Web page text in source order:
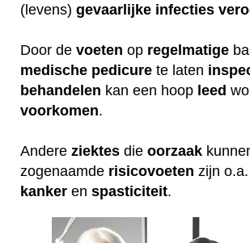
(levens) gevaarlijke infecties
Door de voeten op regelmatige
medische pedicure te laten
behandelen kan een hoop leed
voorkomen.
Andere ziektes die oorzaak
zogenaamde risicovoeten zijn o.a.
kanker en spasticiteit.